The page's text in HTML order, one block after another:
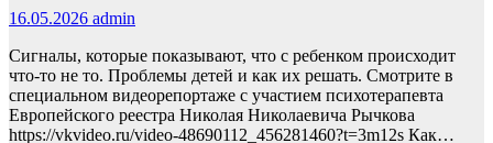
16.05.2026 admin
Сигналы, которые показывают, что с ребенком происходит
что-то не то. Проблемы детей и как их решать. Смотрите в
специальном видеорепортаже с участием психотерапевта
Европейского реестра Николая Николаевича Рычкова
https://vkvideo.ru/video-48690112_456281460?t=3m12s Как…